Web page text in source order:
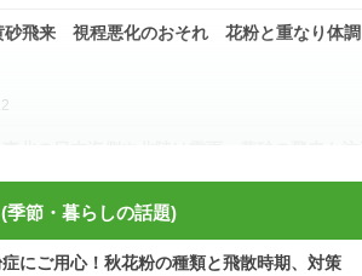
砂飛来 視程悪化のおそれ 花粉と重なり体調
は黄砂が広く飛来 花粉とのダブル影響に注
(季節・暮らしの話題)
にご用心！秋花粉の種類と飛散時期、対策